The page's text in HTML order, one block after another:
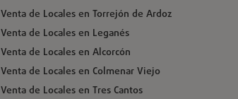
Venta de Locales en Torrejón de Ardoz
Venta de Locales en Leganés
Venta de Locales en Alcorcón
Venta de Locales en Colmenar Viejo
Venta de Locales en Tres Cantos